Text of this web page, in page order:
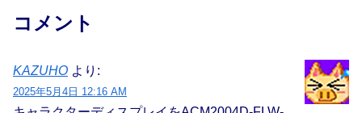
コメント
KAZUHO より:
2025年5月4日 12:16 AM